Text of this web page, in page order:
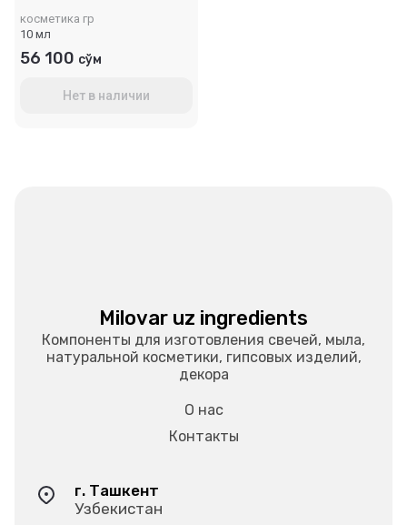
косметика гр
10 мл
56 100 сўм
Нет в наличии
Milovar uz ingredients
Компоненты для изготовления свечей, мыла,
натуральной косметики, гипсовых изделий,
декора
О нас
Контакты
г. Ташкент
Узбекистан